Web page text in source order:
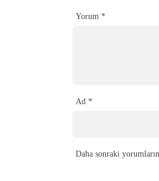
Yorum *
Ad *
Daha sonraki